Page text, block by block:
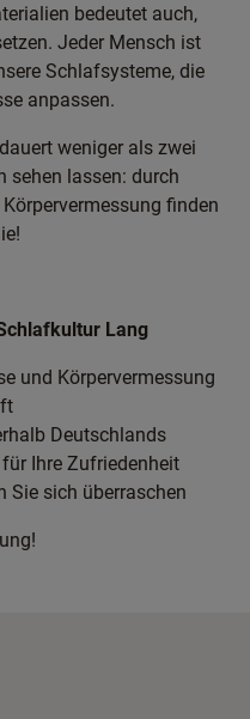
bedeutet auch,
Jeder Mensch ist
Schlafsysteme, die
anpassen.
weniger als zwei
sehen lassen: durch
finden
Lang
und Körpervermessung
Deutschlands
Ihre Zufriedenheit
Sie sich überraschen